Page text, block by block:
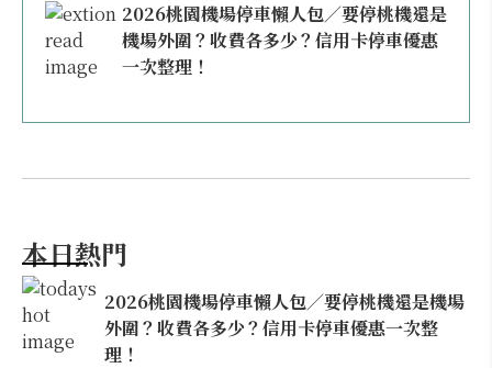
2026桃園機場停車懶人包／要停桃機還是
機場外圍？收費各多少？信用卡停車優惠
一次整理！
本日熱門
2026桃園機場停車懶人包／要停桃機還是機場
外圍？收費各多少？信用卡停車優惠一次整
理！